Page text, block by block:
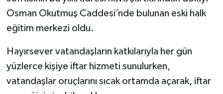
Osman Okutmuş Caddesi’nde bulunan eski halk
eğitim merkezi oldu.
Hayırsever vatandaşların katkılarıyla her gün
yüzlerce kişiye iftar hizmeti sunulurken,
vatandaşlar oruçlarını sıcak ortamda açarak, iftar